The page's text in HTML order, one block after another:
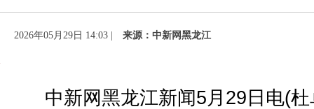
2026年05月29日 14:03 | 来源：中新网黑龙江
中新网黑龙江新闻5月29日电(杜